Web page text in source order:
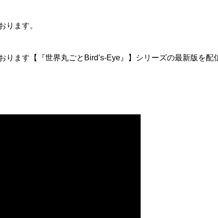
ります。
ります【『世界丸ごとBird’s-Eye』】シリーズの最新版を配